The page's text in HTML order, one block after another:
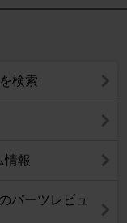
検索
情報
パーツレビュ